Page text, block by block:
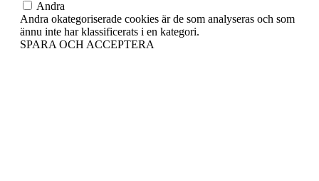
Andra
Andra okategoriserade cookies är de som analyseras och som
ännu inte har klassificerats i en kategori.
SPARA OCH ACCEPTERA